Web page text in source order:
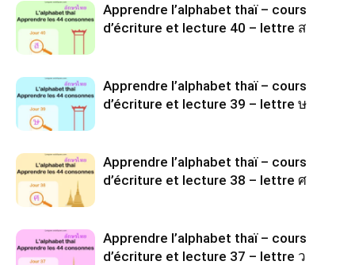
Apprendre l’alphabet thaï – cours
d’écriture et lecture 40 – lettre ส
Apprendre l’alphabet thaï – cours
d’écriture et lecture 39 – lettre ษ
Apprendre l’alphabet thaï – cours
d’écriture et lecture 38 – lettre ศ
Apprendre l’alphabet thaï – cours
d’écriture et lecture 37 – lettre ว